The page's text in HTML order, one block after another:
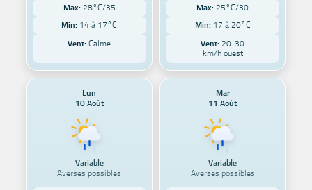
Max: 28°C/35
Min: 14 à 17°C
Vent: Calme
Max: 25°C/30
Min: 17 à 20°C
Vent: 20-30
km/h ouest
Lun
10 Août
Variable
Averses possibles
Mar
11 Août
Variable
Averses possibles